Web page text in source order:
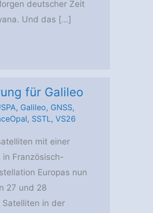
deutscher Zeit
Und das […]
für Galileo
, Galileo, GNSS,
, SSTL, VS26
mit einer
in Französisch-
Europas nun
27 und 28
in der